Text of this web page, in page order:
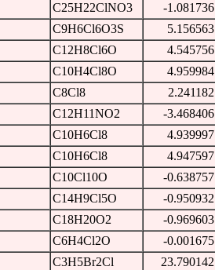
C25H22ClNO3 -1.081736
C9H6Cl6O3S 5.156563
C12H8Cl6O 4.545756
C10H4Cl8O 4.959984
C8Cl8 2.241182
C12H11NO2 -3.468406
C10H6Cl8 4.939997
C10H6Cl8 4.947597
C10Cl10O -0.638757
C14H9Cl5O -0.950932
C18H20O2 -0.969603
C6H4Cl2O -0.001675
C3H5Br2Cl 23.790142